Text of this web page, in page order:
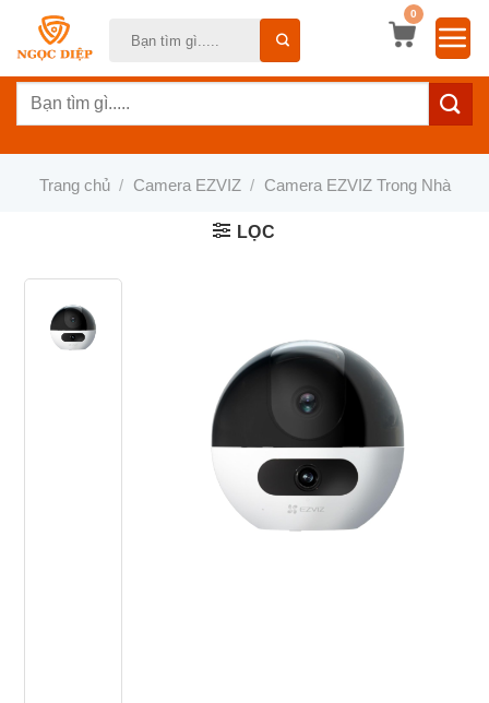
dung
0
Tìm
Trang chủ / Camera EZVIZ / Camera EZVIZ Trong Nhà
LỌC